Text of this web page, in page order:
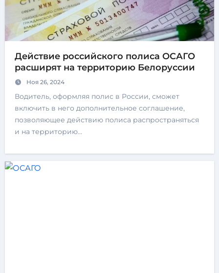
Действие российского полиса ОСАГО
расширят на территорию Белоруссии
Ноя 26, 2024
Водитель, оформляя полис в России, сможет
включить в него дополнительное соглашение,
позволяющее действию полиса распространяться
и на территорию…